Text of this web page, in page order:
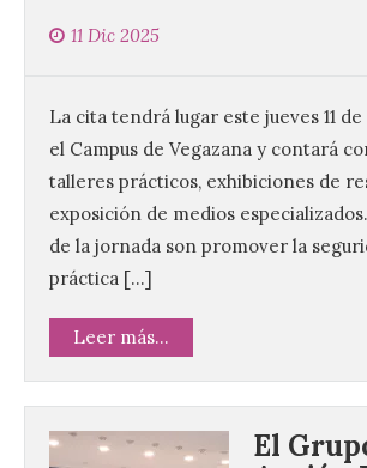
11 Dic 2025
La cita tendrá lugar este jueves 11
el Campus de Vegazana y contará
talleres prácticos, exhibiciones de
exposición de medios
de la jornada son promover la
práctica […]
Leer más...
El